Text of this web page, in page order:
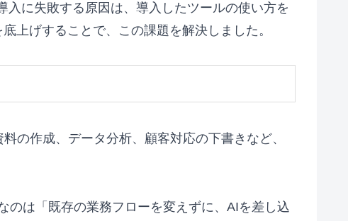
に失敗する原因は、導入したツールの使い方を
上げすることで、この課題を解決しました。
の作成、データ分析、顧客対応の下書きなど、
のは「既存の業務フローを変えずに、AIを差し込